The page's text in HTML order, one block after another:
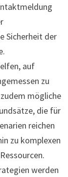
Sicherheit der
auf
zu
mögliche
die für
reichen
zu komplexen
werden